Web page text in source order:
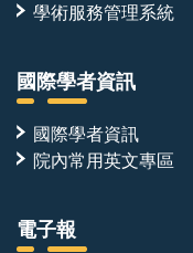
學術服務管理系統
國際學者資訊
國際學者資訊
院內常用英文專區
電子報